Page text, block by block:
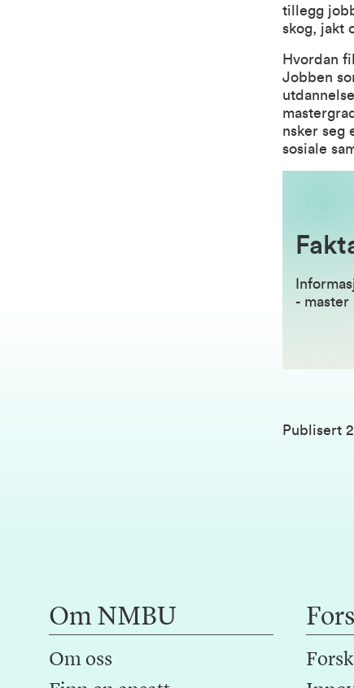
tillegg
skog, jakt
Hvordan
Jobben
nsker seg
sosiale
- master
Publisert
Om NMBU
Om oss